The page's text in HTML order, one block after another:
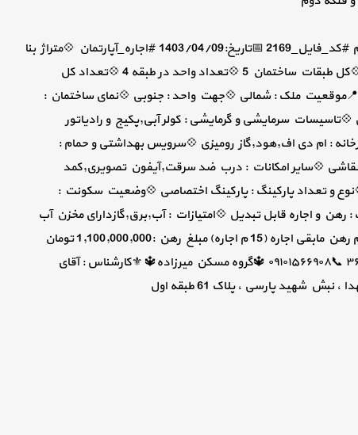
#فردیس_بین کانال و فلکه دوم #کد_فایل_2169 📅تاریخ:1403/04/09 #اجاره_آپارتمان 💠متراژ بنا
150 💠تعداد اتاق 3 💠طبقه 4 💠کل طبقات ساختمان 5 💠تعداد واحد در طبقه 4 💠تعداد کل
واحدها 20 💠سال ساخت 1395 📍موقعیت ملک : شمالی 💠جهت واحد : جنوبی 💠نمای ساختمان :
سرمایشی و گرمایشی : کولر آبی,پکیج و رادیاتور
: ام دی اف,هود,گاز رومیزی 💠سرویس بهداشتی و حمام :
نقاشی 💠سایر امکانات : درب ضد سرقت,آیفون تصویری,کمد
و تعداد پارکینگ : پارکینگ اختصاصی 💠وضعیت سکونت :
و اجاره قابل تبدیل 💠امتیازات : آب,برق,گازدارای مخزن آب
اضطراری، 🔴قابل تبدیل تا 600 م رهن مابقی اجاره (15 م اجاره) مبلغ رهن :1,100,000,000 تومان
مبلغ اجاره :0 تومان ☎️۳۶۵۰۲۰۳۳ 📞۰۹۱۰۱۵۶۶۹۰۸ 🔱گروه مسکن میرزاده🔱 ⚜کارشناس : آقای
شهید پارسی ، پلاک 61 طبقه اول